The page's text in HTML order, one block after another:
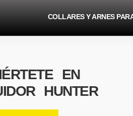
COLLARES Y ARNES
EN
HUNTER